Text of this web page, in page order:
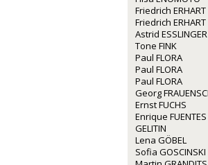
Friedrich ERHART
Friedrich ERHART
Astrid ESSLINGER
Tone FINK
Paul FLORA
Paul FLORA
Paul FLORA
Georg
Ernst FUCHS
Enrique FUENTES
GELITIN
Lena GÖBEL
Sofia GOSCINSKI